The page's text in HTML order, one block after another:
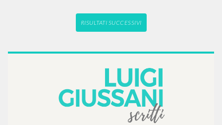
RISULTATI SUCCESSIVI